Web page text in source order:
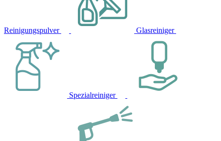
Reinigungspulver Glasreiniger
Spezialreiniger